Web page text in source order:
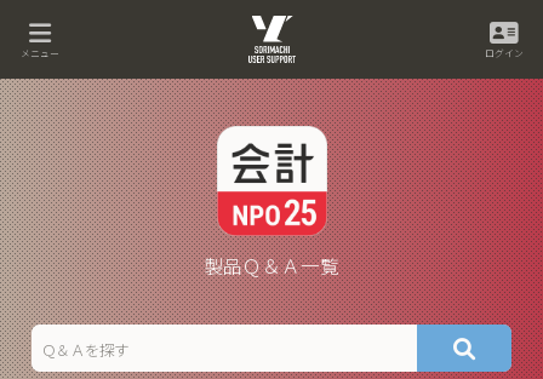
メニュー ログイン
製品Ｑ＆Ａ一覧